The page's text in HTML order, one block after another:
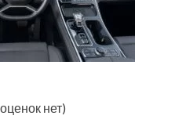
нет)